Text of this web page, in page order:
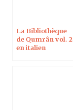
La Bibliothèque
de Qumrân vol. 2
en italien